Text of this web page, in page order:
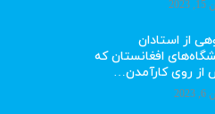
از استادان
افغانستان که
از روی کارآمدن…